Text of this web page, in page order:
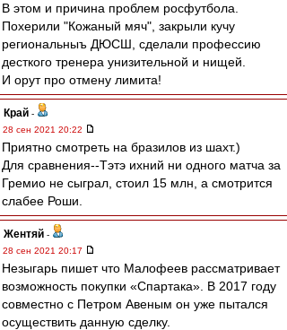
В этом и причина проблем росфутбола.
Похерили "Кожаный мяч", закрыли кучу
региональныъ ДЮСШ, сделали профессию
десткого тренера унизительной и нищей.
И орут про отмену лимита!
Край -
28 сен 2021 20:22
Приятно смотреть на бразилов из шахт.)
Для сравнения--Тэтэ ихний ни одного матча за
Гремио не сыграл, стоил 15 млн, а смотрится
слабее Роши.
Жентяй -
28 сен 2021 20:17
Незыгарь пишет что Малофеев рассматривает
возможность покупки «Спартака». В 2017 году
совместно с Петром Авеным он уже пытался
осуществить данную сделку.